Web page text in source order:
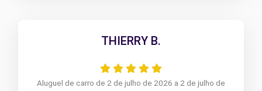
THIERRY B.
Aluguel de carro de 2 de julho de 2026 a 2 de julho de